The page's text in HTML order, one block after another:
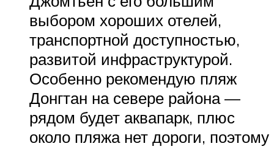
выбором хороших отелей,
транспортной доступностью,
развитой инфраструктурой.
Особенно рекомендую пляж
Донгтан на севере района —
рядом будет аквапарк, плюс
около пляжа нет дороги, поэтому